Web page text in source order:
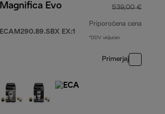
Magnifica Evo
ECAM290.89.SBX EX:1
539,00 €
Priporočena cena
*DDV vključen
Primerjaj